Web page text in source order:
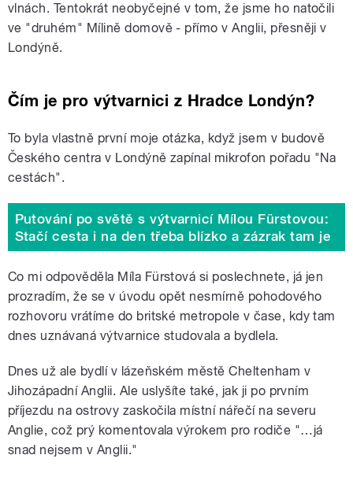
vlnách. Tentokrát neobyčejné v tom, že jsme ho natočili
ve "druhém" Mílině domově - přímo v Anglii, přesněji v
Londýně.
Čím je pro výtvarnici z Hradce Londýn?
To byla vlastně první moje otázka, když jsem v budově
Českého centra v Londýně zapínal mikrofon pořadu "Na
cestách".
Putování po světě s výtvarnicí Mílou Fürstovou:
Stačí cesta i na den třeba blízko a zázrak tam je
Co mi odpověděla Míla Fürstová si poslechnete, já jen
prozradím, že se v úvodu opět nesmírně pohodového
rozhovoru vrátíme do britské metropole v čase, kdy tam
dnes uznávaná výtvarnice studovala a bydlela.
Dnes už ale bydlí v lázeňském městě Cheltenham v
Jihozápadní Anglii. Ale uslyšíte také, jak ji po prvním
příjezdu na ostrovy zaskočila místní nářečí na severu
Anglie, což prý komentovala výrokem pro rodiče "…já
snad nejsem v Anglii."